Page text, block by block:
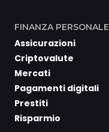
FINANZA PERSONALE
Assicurazioni
Criptovalute
Mercati
Pagamenti digitali
Prestiti
Risparmio